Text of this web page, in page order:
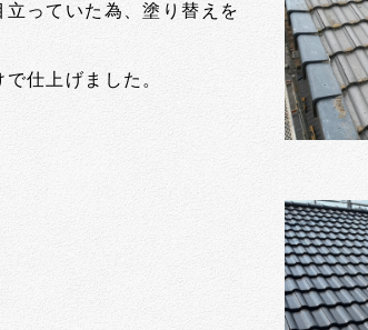
っていた為、塗り替えを
仕上げました。